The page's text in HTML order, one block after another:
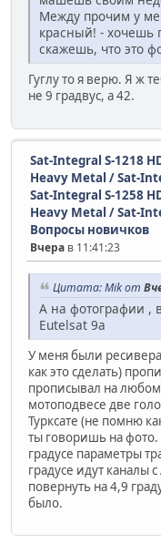
Между прочим у
красный! - хочешь
скажешь, что это
Гуглу то я верю. Я ж
не 9 градвус, а 42.
Sat-Integral S-1218
Heavy Metal / Sat-
Sat-Integral S-1258
Heavy Metal / Sat-
Вопросы новичков
Вчера в 11:41:23
Цитата: Mik от
А на фотографии ,
Eutelsat 9a
У меня были
как это сделать)
прописывал на
мотоподвесе две
Турксате (не помню
ты говоришь на
градусе параметры
градусе идут каналы
повернуть на 4,9
было.